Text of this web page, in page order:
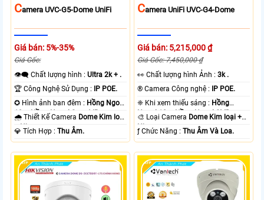
CAmera UVC-G5-Dome UniFi
Giá bán: 5%-35%
Giá Gốc:
👁️‍🗨 Chất lượng hình :Ultra 2k + .
🏆 Công Nghệ Sử Dụng : IP POE.
✪ Hình ảnh ban đêm : Hồng Ngoại
10m Hồng Ngoại Smart IR.
🌧️ Thiết Kế Camera Dome Kim loại
+ Nhựa.
️💎 Tích Hợp :Thu Âm.
CAmera UniFi UVC-G4-Dome
Giá bán: 5,215,000 ₫
Giá Gốc: 7,450,000 ₫
️👀 Chất lượng hình Ảnh :3k .
®️ Camera Công nghệ : IP POE.
❈ Khi xem thiếu sáng : Hồng
Ngoại 10m Hồng Ngoại SMD.
🎨 Loại Camera Dome Kim loại +
Nhựa.
️ƒ Chức Năng :Thu Âm Và Loa.